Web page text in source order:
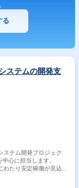
る
ステムの開発支
わたり安定稼働が見込